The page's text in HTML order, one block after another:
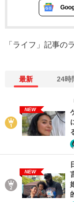
「ライフ」記事の
最新 24時
NEW
NEW